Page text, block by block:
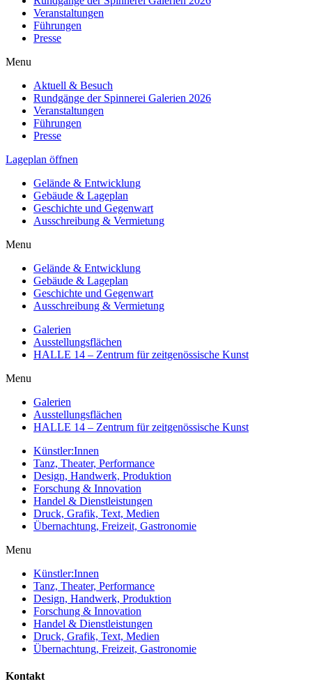
Veranstaltungen
Führungen
Presse
Menu
Aktuell & Besuch
Rundgänge der Spinnerei Galerien 2026
Veranstaltungen
Führungen
Presse
Lageplan öffnen
Gelände & Entwicklung
Gebäude & Lageplan
Geschichte und Gegenwart
Ausschreibung & Vermietung
Menu
Gelände & Entwicklung
Gebäude & Lageplan
Geschichte und Gegenwart
Ausschreibung & Vermietung
Galerien
Ausstellungsflächen
HALLE 14 – Zentrum für zeitgenössische Kunst
Menu
Galerien
Ausstellungsflächen
HALLE 14 – Zentrum für zeitgenössische Kunst
Künstler:Innen
Tanz, Theater, Performance
Design, Handwerk, Produktion
Forschung & Innovation
Handel & Dienstleistungen
Druck, Grafik, Text, Medien
Übernachtung, Freizeit, Gastronomie
Menu
Künstler:Innen
Tanz, Theater, Performance
Design, Handwerk, Produktion
Forschung & Innovation
Handel & Dienstleistungen
Druck, Grafik, Text, Medien
Übernachtung, Freizeit, Gastronomie
Kontakt